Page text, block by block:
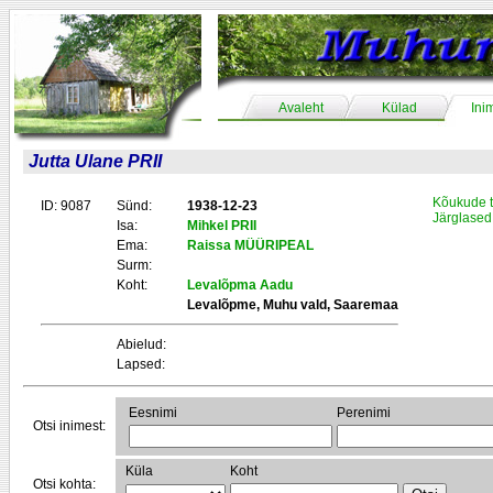
Avaleht Külad
Jutta Ulane PRII
ID: 9087 Sünd:
1938-12-23
Isa:
Mihkel PRII
Ema:
Raissa MÜÜRIPEAL
Surm:
Koht:
Levalõpma Aadu
Levalõpme, Muhu vald, Saaremaa
Abielud:
Lapsed:
Kõukude
Järglased
Otsi inimest:
Eesnimi Perenimi
Otsi kohta:
Küla Koht